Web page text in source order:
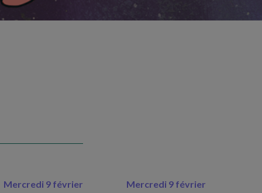
Mercredi 9 février
Mercredi 9 février